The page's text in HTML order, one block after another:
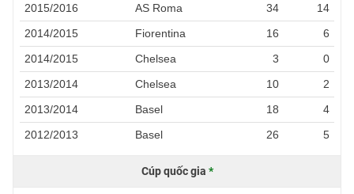
2015/2016
AS Roma 34
14
2014/2015
Fiorentina 16
6
2014/2015
Chelsea 3
0
2013/2014
Chelsea 10
2
2013/2014
Basel 18
4
2012/2013
Basel 26 5
Cúp quốc gia *